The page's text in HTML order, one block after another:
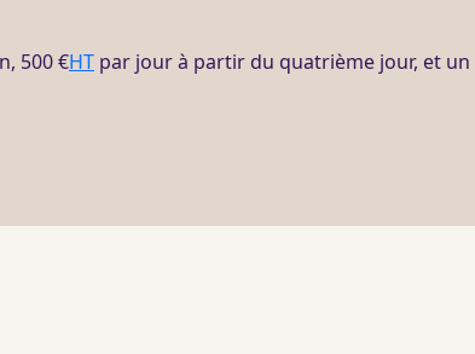
500 €HT par jour à partir du quatrième jour, et